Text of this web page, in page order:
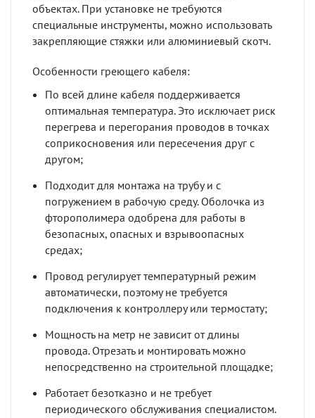
объектах. При установке не требуются
специальные инструменты, можно использовать
закрепляющие стяжки или алюминиевый скотч.
Особенности греющего кабеля:
По всей длине кабеля поддерживается
оптимальная температура. Это исключает риск
перегрева и перегорания проводов в точках
соприкосновения или пересечения друг с
другом;
Подходит для монтажа на трубу и с
погружением в рабочую среду. Оболочка из
фторополимера одобрена для работы в
безопасных, опасных и взрывоопасных
средах;
Провод регулирует температурный режим
автоматически, поэтому не требуется
подключения к контроллеру или термостату;
Мощность на метр не зависит от длины
провода. Отрезать и монтировать можно
непосредственно на строительной площадке;
Работает безотказно и не требует
периодического обслуживания специалистом.